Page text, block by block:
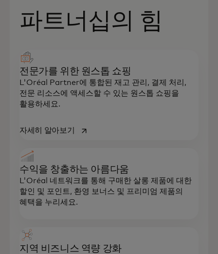
파트너십의 힘
전문가를 위한 원스톱 쇼핑
L'Oréal Partner에 통합된 재고 관리, 결제 처리,
전문 리소스에 액세스할 수 있는 원스톱 쇼핑을
활용하세요.
자세히 알아보기 새 탭에서 열림
수익을 창출하는 아름다움
L'Oréal 네트워크를 통해 구매한 살롱 제품에 대한
할인 및 포인트, 환영 보너스 및 프리미엄 제품의
혜택을 누리세요.
지역 비즈니스 역량 강화